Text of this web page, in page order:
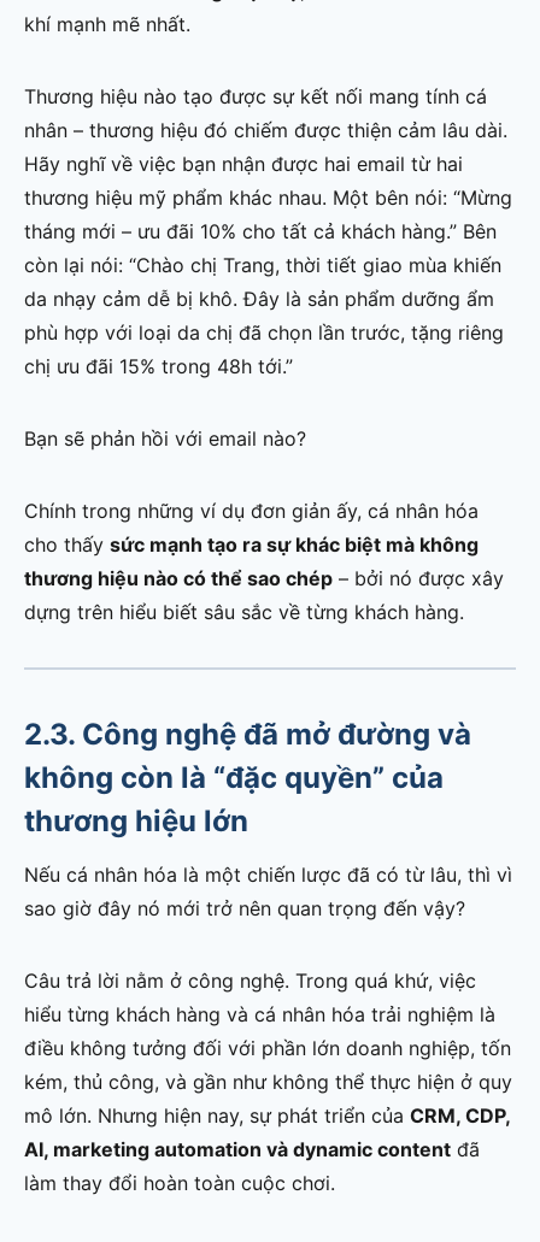
khí mạnh mẽ nhất.
Thương hiệu nào tạo được sự kết nối mang tính cá
nhân – thương hiệu đó chiếm được thiện cảm lâu dài.
Hãy nghĩ về việc bạn nhận được hai email từ hai
thương hiệu mỹ phẩm khác nhau. Một bên nói: “Mừng
tháng mới – ưu đãi 10% cho tất cả khách hàng.” Bên
còn lại nói: “Chào chị Trang, thời tiết giao mùa khiến
da nhạy cảm dễ bị khô. Đây là sản phẩm dưỡng ẩm
phù hợp với loại da chị đã chọn lần trước, tặng riêng
chị ưu đãi 15% trong 48h tới.”
Bạn sẽ phản hồi với email nào?
Chính trong những ví dụ đơn giản ấy, cá nhân hóa
cho thấy sức mạnh tạo ra sự khác biệt mà không
thương hiệu nào có thể sao chép – bởi nó được xây
dựng trên hiểu biết sâu sắc về từng khách hàng.
2.3. Công nghệ đã mở đường và
không còn là “đặc quyền” của
thương hiệu lớn
Nếu cá nhân hóa là một chiến lược đã có từ lâu, thì vì
sao giờ đây nó mới trở nên quan trọng đến vậy?
Câu trả lời nằm ở công nghệ. Trong quá khứ, việc
hiểu từng khách hàng và cá nhân hóa trải nghiệm là
điều không tưởng đối với phần lớn doanh nghiệp, tốn
kém, thủ công, và gần như không thể thực hiện ở quy
mô lớn. Nhưng hiện nay, sự phát triển của CRM, CDP,
AI, marketing automation và dynamic content đã
làm thay đổi hoàn toàn cuộc chơi.